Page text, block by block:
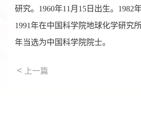
研究。1960年11月15日出生。1982
1991年在中国科学院地球化学研究
年当选为中国科学院院士。
< 上一篇